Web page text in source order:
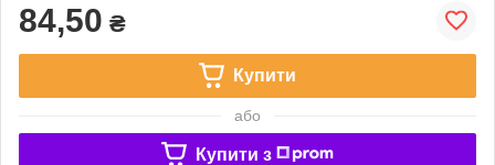
84,50 ₴
Купити
або
Купити з